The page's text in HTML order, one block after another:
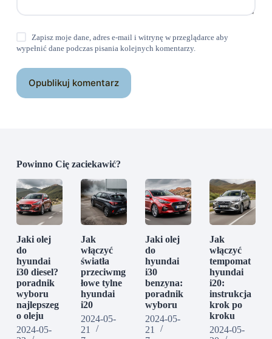
Zapisz moje dane, adres e-mail i witrynę w przeglądarce aby
wypełnić dane podczas pisania kolejnych komentarzy.
Opublikuj komentarz
Powinno Cię zaciekawić?
Jaki olej
do
hyundai
i30 diesel?
poradnik
wyboru
najlepszeg
o oleju
2024-05-
Jak
włączyć
światła
przeciwmg
łowe tylne
hyundai
i20
2024-05-
21
Jaki olej
do
hyundai
i30
benzyna:
poradnik
wyboru
2024-05-
21
Jak
włączyć
tempomat
hyundai
i20:
instrukcja
krok po
kroku
2024-05-